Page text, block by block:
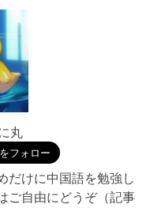
丸
だけに中国語を勉強し
ご自由にどうぞ（記事